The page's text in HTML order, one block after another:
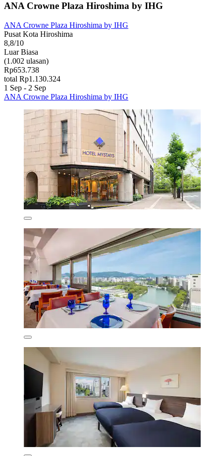
ANA Crowne Plaza Hiroshima by IHG
ANA Crowne Plaza Hiroshima by IHG
Pusat Kota Hiroshima
8,8/10
Luar Biasa
(1.002 ulasan)
Rp653.738
total Rp1.130.324
1 Sep - 2 Sep
ANA Crowne Plaza Hiroshima by IHG